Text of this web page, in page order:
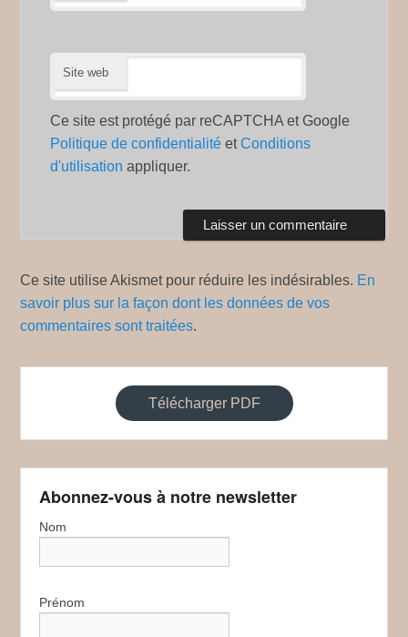
Site web
Ce site est protégé par reCAPTCHA et Google
Politique de confidentialité etConditions
d'utilisation appliquer.
Ce site utilise Akismet pour réduire les indésirables. En
savoir plus sur la façon dont les données de vos
commentaires sont traitées.
Télécharger PDF
Abonnez-vous à notre newsletter
Nom
Prénom